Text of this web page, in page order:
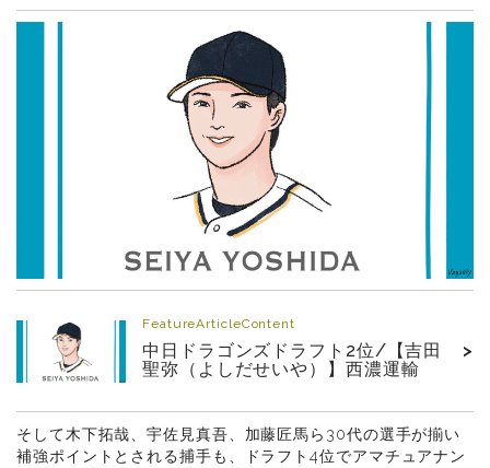
FeatureArticleContent
中日ドラゴンズドラフト2位/【吉田
聖弥（よしだせいや）】西濃運輸
>
そして木下拓哉、宇佐見真吾、加藤匠馬ら30代の選手が揃い
補強ポイントとされる捕手も、ドラフト4位でアマチュアナン